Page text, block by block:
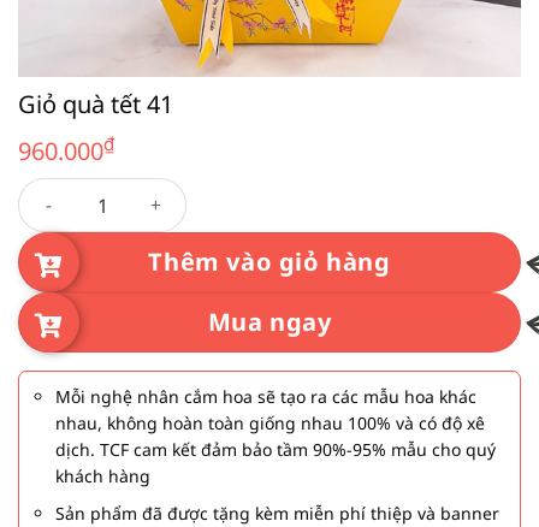
Giỏ quà tết 41
960.000₫
Giỏ quà tết 41 số lượng
Thêm vào giỏ hàng
Mua ngay
Mỗi nghệ nhân cắm hoa sẽ tạo ra các mẫu hoa khác
nhau, không hoàn toàn giống nhau 100% và có độ xê
dịch. TCF cam kết đảm bảo tầm 90%-95% mẫu cho quý
khách hàng
Sản phẩm đã được tặng kèm miễn phí thiệp và banner